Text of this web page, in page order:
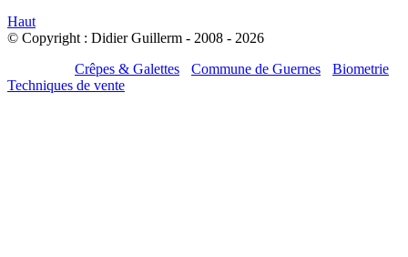
Haut
© Copyright : Didier Guillerm - 2008 - 2026
Crêpes & Galettes Commune de Guernes Biometrie
Techniques de vente